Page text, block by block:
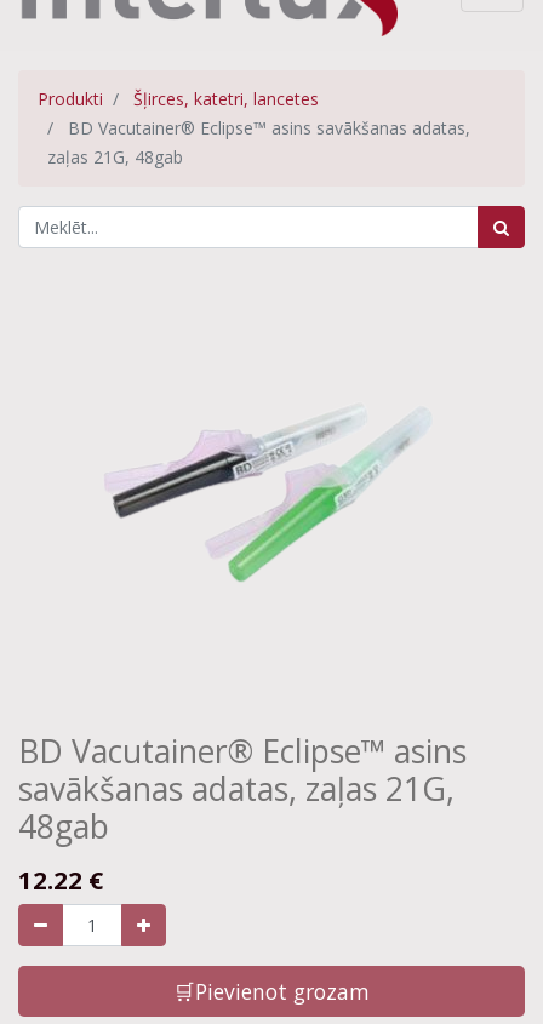
Produkti
Šļirces, katetri, lancetes
BD Vacutainer® Eclipse™ asins savākšanas adatas,
zaļas 21G, 48gab
BD Vacutainer® Eclipse™ asins
savākšanas adatas, zaļas 21G,
48gab
12.22 €
🛒Pievienot grozam